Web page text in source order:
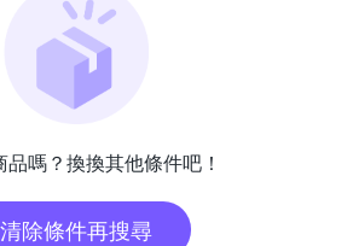
嗎？換換其他條件吧！
清除條件再搜尋